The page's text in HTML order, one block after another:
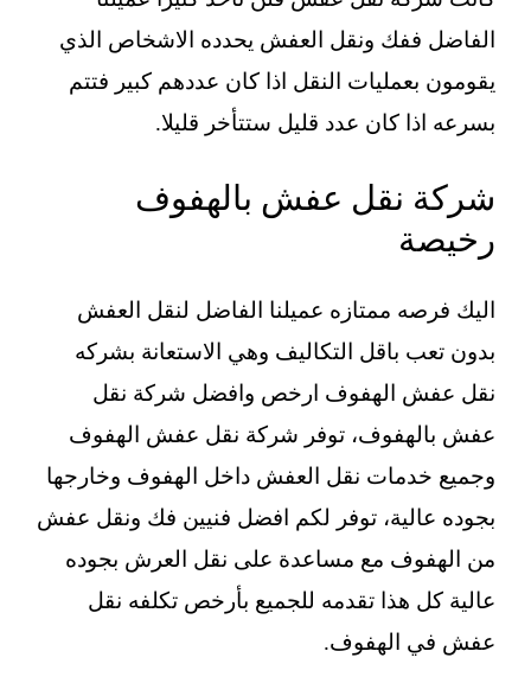
الفاضل ففك ونقل العفش يحدده الاشخاص الذي
يقومون بعمليات النقل اذا كان عددهم كبير فتتم
بسرعه اذا كان عدد قليل ستتأخر قليلا.
شركة نقل عفش بالهفوف
رخيصة
اليك فرصه ممتازه عميلنا الفاضل لنقل العفش
بدون تعب باقل التكاليف وهي الاستعانة بشركه
نقل عفش الهفوف ارخص وافضل شركة نقل
عفش بالهفوف، توفر شركة نقل عفش الهفوف
وجميع خدمات نقل العفش داخل الهفوف وخارجها
بجوده عالية، توفر لكم افضل فنيين فك ونقل عفش
من الهفوف مع مساعدة على نقل العرش بجوده
عالية كل هذا تقدمه للجميع بأرخص تكلفه نقل
عفش في الهفوف.